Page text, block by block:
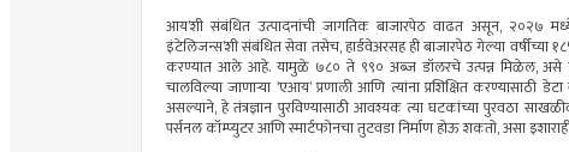
आय’शी संबंधित उत्पादनांची जागतिक बाजारपेठ वाढत असून, २०२७ मध्ये
इंटेलिजन्स’शी संबंधित सेवा तसेच, हार्डवेअरसह ही बाजारपेठ गेल्या
करण्यात आले आहे. यामुळे ७८० ते ९९० अब्ज डॉलरचे उत्पन्न मिळेल, असे हा
चालविल्या जाणार्‍या ‘एआय’ प्रणाली आणि त्यांना प्रशिक्षित करण्यासाठी
असल्याने, हे तंत्रज्ञान पुरविण्यासाठी आवश्यक त्या घटकांच्या पुरवठा
पर्सनल कॉम्प्युटर आणि स्मार्टफोनचा तुटवडा निर्माण होऊ शकतो, असा